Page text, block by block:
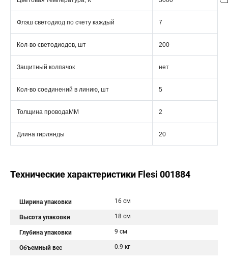
Флэш светодиод по счету каждый 7
Кол-во светодиодов, шт 200
Защитный колпачок нет
Кол-во соединений в линию, шт 5
Толщина проводаММ 2
Длина гирлянды 20
Технические характеристики Flesi 001884
Ширина упаковки 16 см
Высота упаковки 18 см
Глубина упаковки 9 см
Объемный вес 0.9 кг